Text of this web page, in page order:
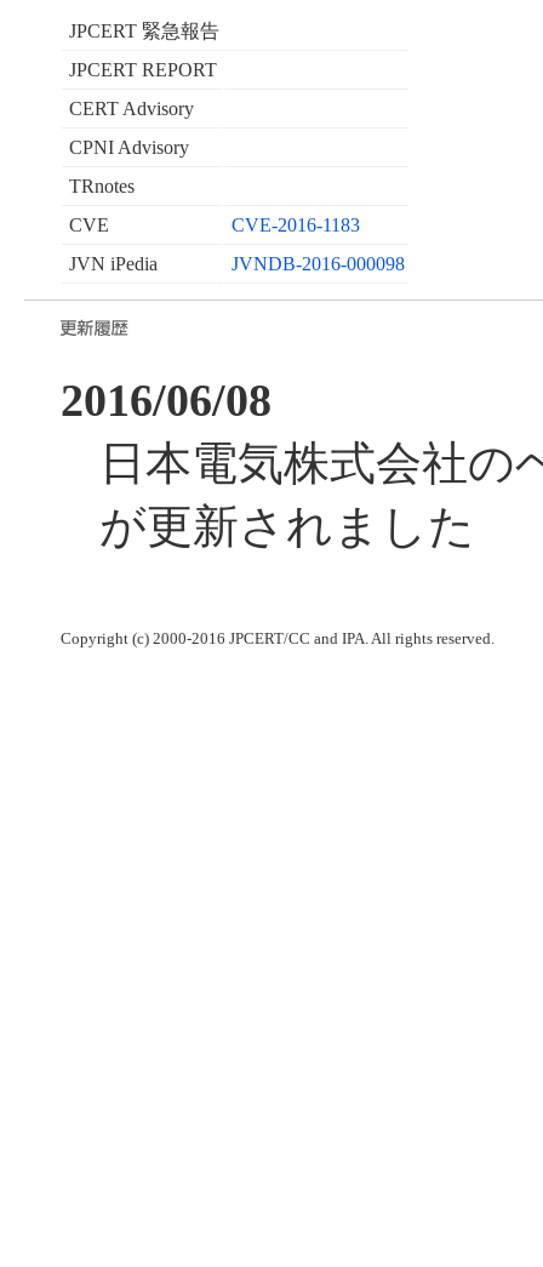
JPCERT 緊急報告
JPCERT REPORT
CERT Advisory
CPNI Advisory
TRnotes
CVE
CVE-2016-1183
JVN iPedia
JVNDB-2016-000098
2016/06/08
日本電気株式会社の
が更新されました
Copyright (c) 2000-2016 JPCERT/CC and IPA. All rights reserved.